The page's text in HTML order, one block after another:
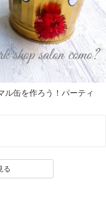
ル缶を作ろう！パーティ
る